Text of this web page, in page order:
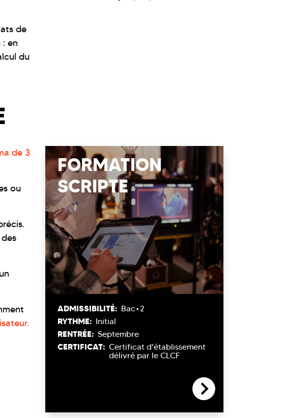
de
: en
du
de 3
ou
FORMATION
SCRIPTE
ADMISSIBILITÉ: Bac+2
RYTHME: Initial
RENTRÉE: Septembre
CERTIFICAT: Certificat d'établissement
délivré par le CLCF